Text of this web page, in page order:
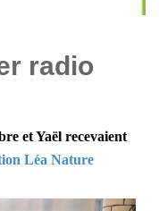
radio
et Yaël recevaient
Léa Nature